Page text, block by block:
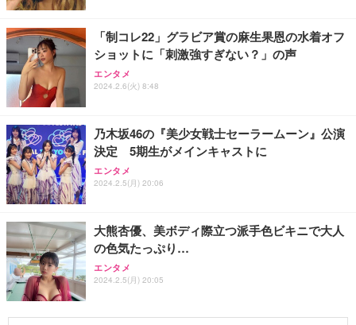
「制コレ22」グラビア賞の麻生果恩の水着オフ
ショットに「刺激強すぎない？」の声
エンタメ
2024.2.6(火) 8:48
乃木坂46の『美少女戦士セーラームーン』公演
決定 5期生がメインキャストに
エンタメ
2024.2.5(月) 20:06
大熊杏優、美ボディ際立つ派手色ビキニで大人
の色気たっぷり…
エンタメ
2024.2.5(月) 20:05